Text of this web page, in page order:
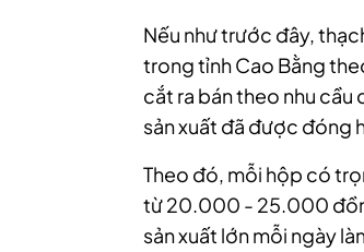
Nếu như trước đây,
trong tỉnh Cao Bằng
cắt ra bán theo nhu cầu
sản xuất đã được đóng
Theo đó, mỗi hộp có
từ 20.000 - 25.000
sản xuất lớn mỗi ngày